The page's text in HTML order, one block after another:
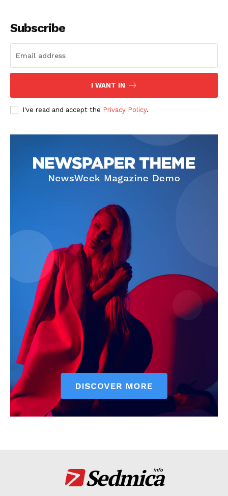
Subscribe
I WANT IN
I've read and accept the Privacy Policy.
Sedmica
info